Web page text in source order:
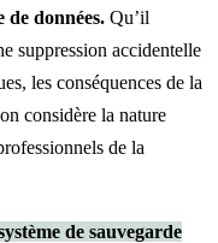
de données. Qu’il
suppression accidentelle
les conséquences de la
considère la nature
de la
de sauvegarde